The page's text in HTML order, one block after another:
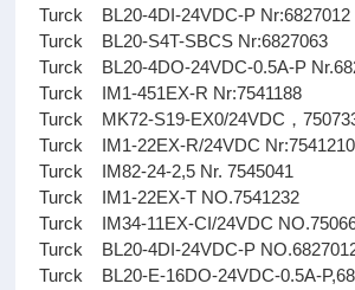
Turck BL20-4DI-24VDC-P Nr:6827012
Turck BL20-S4T-SBCS Nr:6827063
Turck BL20-4DO-24VDC-0.5A-P
Turck IM1-451EX-R Nr:7541188
Turck MK72-S19-EX0/24VDC，
Turck IM1-22EX-R/24VDC Nr:7541210
Turck IM82-24-2,5 Nr. 7545041
Turck IM1-22EX-T NO.7541232
Turck IM34-11EX-CI/24VDC
Turck BL20-4DI-24VDC-P
Turck BL20-E-16DO-24VDC-0.5A-